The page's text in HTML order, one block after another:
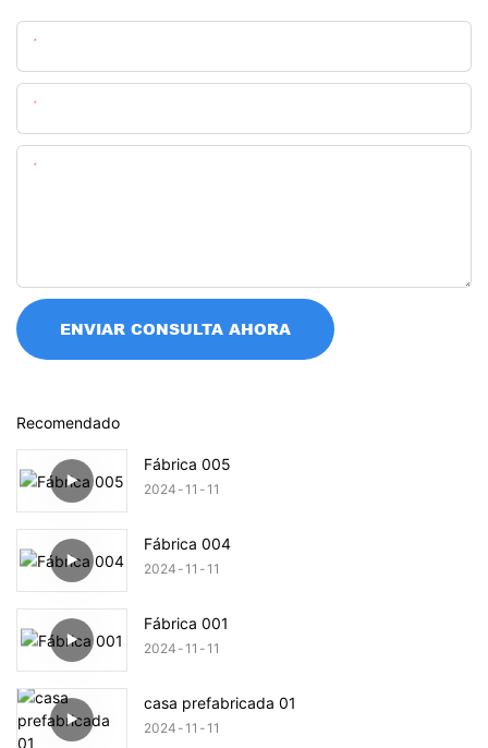
ENVIAR CONSULTA AHORA
Recomendado
Fábrica 005
2024 11 11
Fábrica 004
2024 11 11
Fábrica 001
2024 11 11
casa prefabricada 01
2024 11 11